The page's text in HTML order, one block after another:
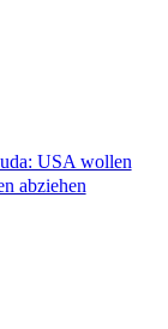
USA wollen
abziehen